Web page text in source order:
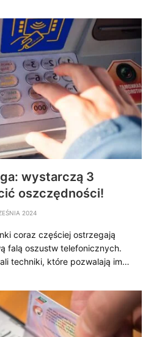
wystarczą 3
oszczędności!
2024
coraz częściej ostrzegają
falą oszustw telefonicznych.
techniki, które pozwalają im…